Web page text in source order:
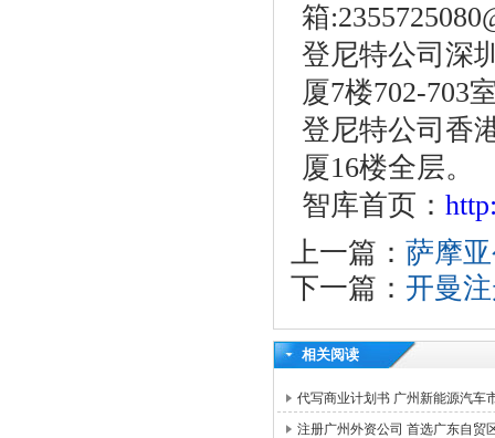
箱
登尼特公司深
厦7楼702-703
登尼特公司香
厦16楼全层。
智库首页：
上一篇： 萨摩
下一篇： 开曼
相关阅读
代写商业计划书 广州新能源汽车
注册广州外资公司 首选广东自贸